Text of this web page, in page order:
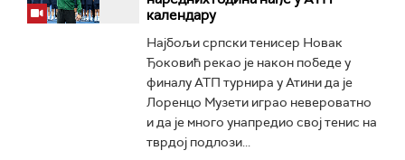
календару
Најбољи српски тенисер Новак
Ђоковић рекао је након победе у
финалу АТП турнира у Атини да је
Лоренцо Музети играо невероватно
и да је много унапредио свој тенис на
тврдој подлози...